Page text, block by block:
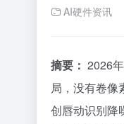
AI硬件资讯
摘要： 2026
局，没有卷像
创唇动识别降